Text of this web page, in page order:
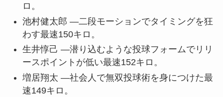
ロ。
池村健太郎 —二段モーションでタイミングを狂
わす最速150キロ。
生井惇己 —潜り込むような投球フォームでリリ
ースポイントが低い最速152キロ。
増居翔太 —社会人で無双投球術を身につけた最
速149キロ。